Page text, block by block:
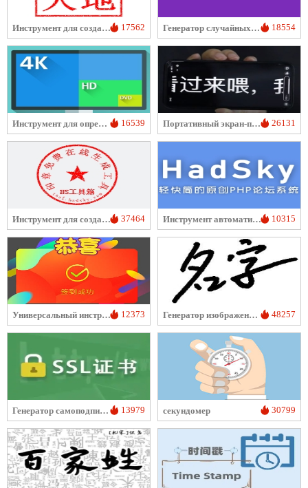
Инструмент для создания квадратных печатей 17562 Генератор случайных паролей 18554
Инструмент для определения разрешения экрана 16539 Портативный экран-пуля 26131
Инструмент для создания печати 37464 Инструмент автоматической регистрации HadSky 10315
Универсальный инструмент автоматической регистрации 12373 Генератор изображений рукописной подписи 48257
Генератор самоподписанных SSL-сертификатов 13979 секундомер 30799